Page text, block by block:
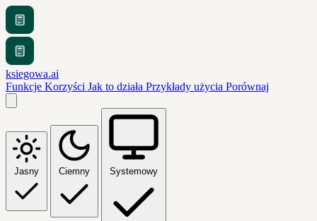
ksiegowa.ai
Funkcje Korzyści Jak to działa Przykłady użycia Porównaj
Jasny Ciemny Systemowy